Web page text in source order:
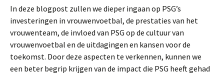
In deze blogpost zullen we dieper ingaan op PSG’s
investeringen in vrouwenvoetbal, de prestaties van het
vrouwenteam, de invloed van PSG op de cultuur van
vrouwenvoetbal en de uitdagingen en kansen voor de
toekomst. Door deze aspecten te verkennen, kunnen we
een beter begrip krijgen van de impact die PSG heeft gehad